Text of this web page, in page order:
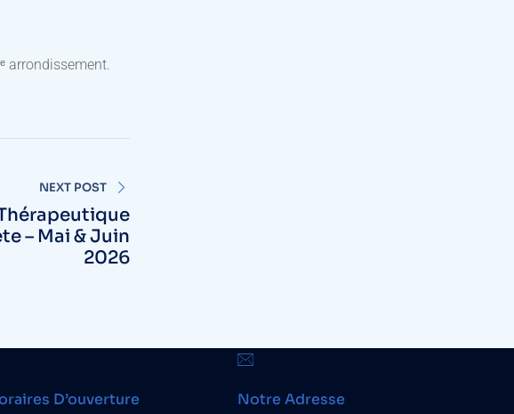
arrondissement.
NEXT POST
– Mai & Juin
2026
D’ouverture Notre Adresse